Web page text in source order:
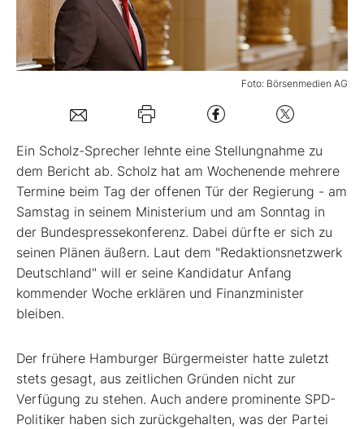
Mein B:O
Kontakt
Foto: Börsenmedien AG
Ein Scholz-Sprecher lehnte eine Stellungnahme zu
dem Bericht ab. Scholz hat am Wochenende mehrere
Termine beim Tag der offenen Tür der Regierung - am
Samstag in seinem Ministerium und am Sonntag in
der Bundespressekonferenz. Dabei dürfte er sich zu
seinen Plänen äußern. Laut dem "Redaktionsnetzwerk
Deutschland" will er seine Kandidatur Anfang
kommender Woche erklären und Finanzminister
bleiben.
Der frühere Hamburger Bürgermeister hatte zuletzt
stets gesagt, aus zeitlichen Gründen nicht zur
Verfügung zu stehen. Auch andere prominente SPD-
Politiker haben sich zurückgehalten, was der Partei